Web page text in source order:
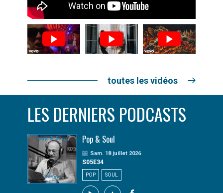
toutes les vidéos
LES DERNIERS PODCASTS
Pop & Soul
Sam. 18 juillet 2026
S05E34
POP SOUL